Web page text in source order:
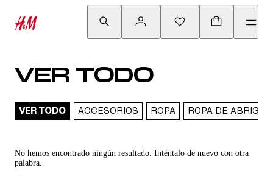
VER TODO
VER TODO ACCESORIOS ROPA ROPA DE ABRIGO
No hemos encontrado ningún resultado. Inténtalo de nuevo con otra
palabra.